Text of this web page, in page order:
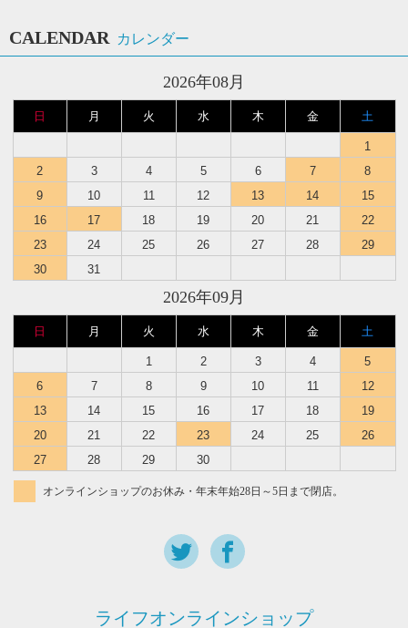
CALENDAR カレンダー
2026年08月
日 月 火 水 木 金 土
1
2
3 4 5 6 7
8
9
10 11 12 13 14
15
16
17 18 19 20 21
22
23
24 25 26 27 28
29
30
31
2026年09月
日 月 火 水 木 金 土
1 2 3 4
5
6
7 8 9 10 11
12
13
14 15 16 17 18
19
20
21 22 23 24 25
26
27
28 29 30
オンラインショップのお休み・年末年始28日～5日まで閉店。
ライフオンラインショップ